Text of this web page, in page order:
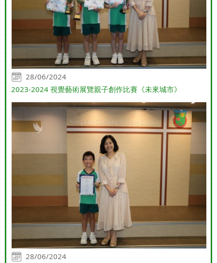
28/06/2024
2023-2024 視覺藝術展覽親子創作比賽《未來城市》
28/06/2024